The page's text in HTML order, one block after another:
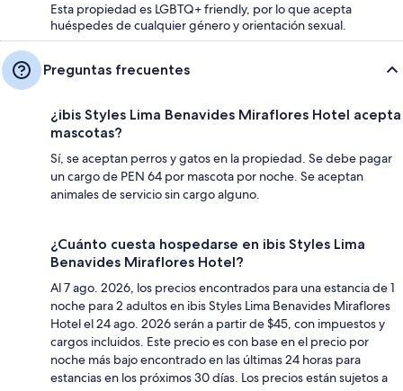
Esta propiedad es LGBTQ+ friendly, por lo que acepta
huéspedes de cualquier género y orientación sexual.
Preguntas frecuentes
¿ibis Styles Lima Benavides Miraflores Hotel acepta
mascotas?
Sí, se aceptan perros y gatos en la propiedad. Se debe pagar
un cargo de PEN 64 por mascota por noche. Se aceptan
animales de servicio sin cargo alguno.
¿Cuánto cuesta hospedarse en ibis Styles Lima
Benavides Miraflores Hotel?
Al 7 ago. 2026, los precios encontrados para una estancia de 1
noche para 2 adultos en ibis Styles Lima Benavides Miraflores
Hotel el 24 ago. 2026 serán a partir de $45, con impuestos y
cargos incluidos. Este precio es con base en el precio por
noche más bajo encontrado en las últimas 24 horas para
estancias en los próximos 30 días. Los precios están sujetos a